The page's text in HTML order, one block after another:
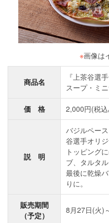
※画像は
商品名
『上茶谷選
スープ・ミ
価 格 2,000円(税
説 明
バジルペー
谷選手オリ
トッピング
ブ、タルタ
最後に乾燥
りに。
販売期間
（予定）
8月27日(火)